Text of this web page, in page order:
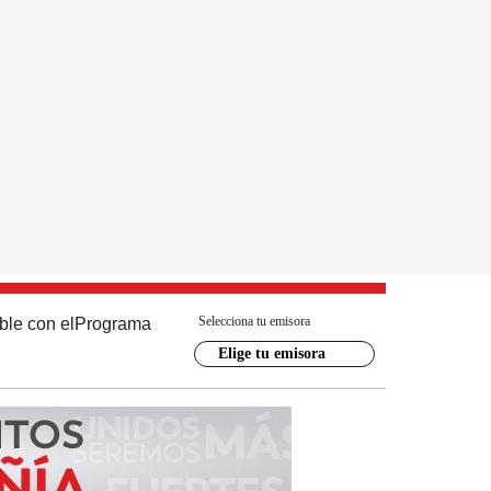
con el Programa Selecciona tu emisora
Elige tu emisora